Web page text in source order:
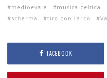
medioevale
musica celtica
scherma
tiro con l'arco
FACEBOOK